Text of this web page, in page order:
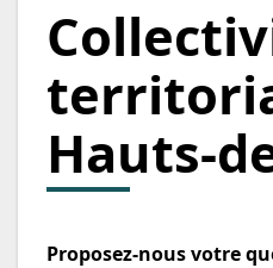
Hauts-
Proposez-nous votre